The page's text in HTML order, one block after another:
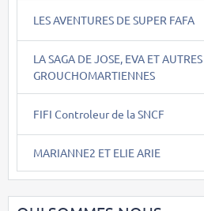
LES AVENTURES DE SUPER FAFA
LA SAGA DE JOSE, EVA ET
GROUCHOMARTIENNES
FIFI Controleur de la SNCF
MARIANNE2 ET ELIE ARIE